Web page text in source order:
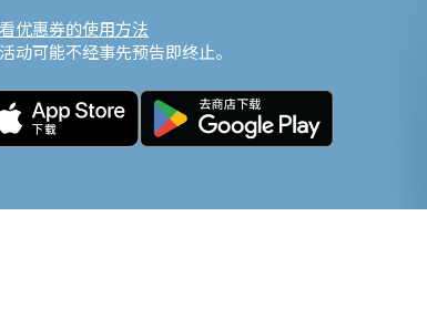
优惠券的使用方法
动可能不经事先预告即终止。